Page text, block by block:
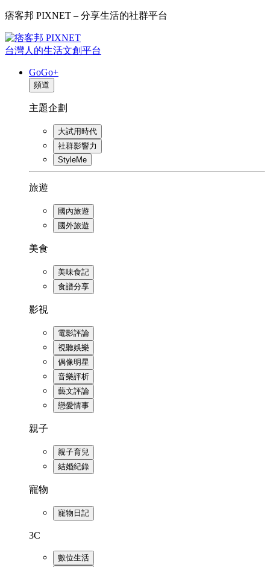
痞客邦 PIXNET – 分享生活的社群平台
台灣人的生活文創平台
GoGo+
頻道
主題企劃
大試用時代
社群影響力
StyleMe
旅遊
國內旅遊
國外旅遊
美食
美味食記
食譜分享
影視
電影評論
視聽娛樂
偶像明星
音樂評析
藝文評論
戀愛情事
親子
親子育兒
結婚紀錄
寵物
寵物日記
3C
數位生活